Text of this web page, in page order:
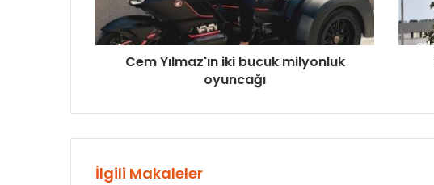
Cem Yılmaz'ın iki bucuk milyonluk
oyuncağı
İlgili Makaleler